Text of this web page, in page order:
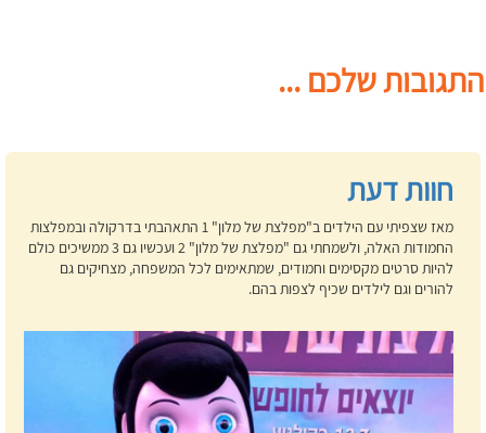
התגובות שלכם ...
חוות דעת
מאז שצפיתי עם הילדים ב"מפלצת של מלון" 1 התאהבתי בדרקולה ובמפלצות
החמודות האלה, ולשמחתי גם "מפלצת של מלון" 2 ועכשיו גם 3 ממשיכים כולם
להיות סרטים מקסימים וחמודים, שמתאימים לכל המשפחה, מצחיקים גם
להורים וגם לילדים שכיף לצפות בהם.